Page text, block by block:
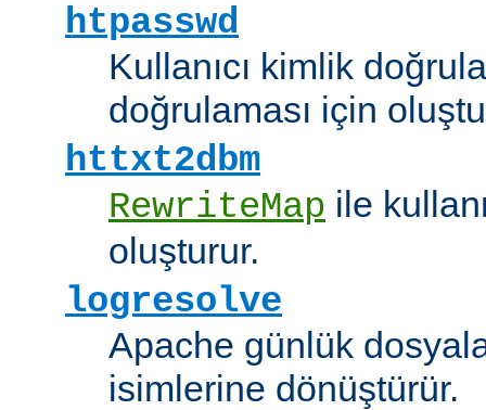
htpasswd
Kullanıcı kimlik
doğrulaması için
httxt2dbm
RewriteMap ile
oluşturur.
logresolve
Apache günlük
isimlerine dönüştürür.